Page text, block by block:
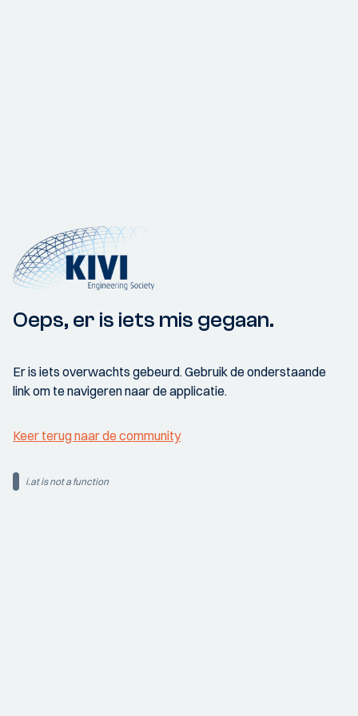
Oeps, er is iets mis gegaan.
Er is iets overwachts gebeurd. Gebruik de onderstaande
link om te navigeren naar de applicatie.
Keer terug naar de community
i.at is not a function